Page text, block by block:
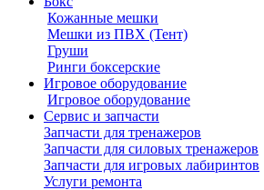
Кожанные мешки
Мешки из ПВХ (Тент)
Груши
Ринги боксерские
Игровое оборудование
Игровое оборудование
Сервис и запчасти
Запчасти для тренажеров
Запчасти для силовых тренажеров
Запчасти для игровых лабиринтов
Услуги ремонта